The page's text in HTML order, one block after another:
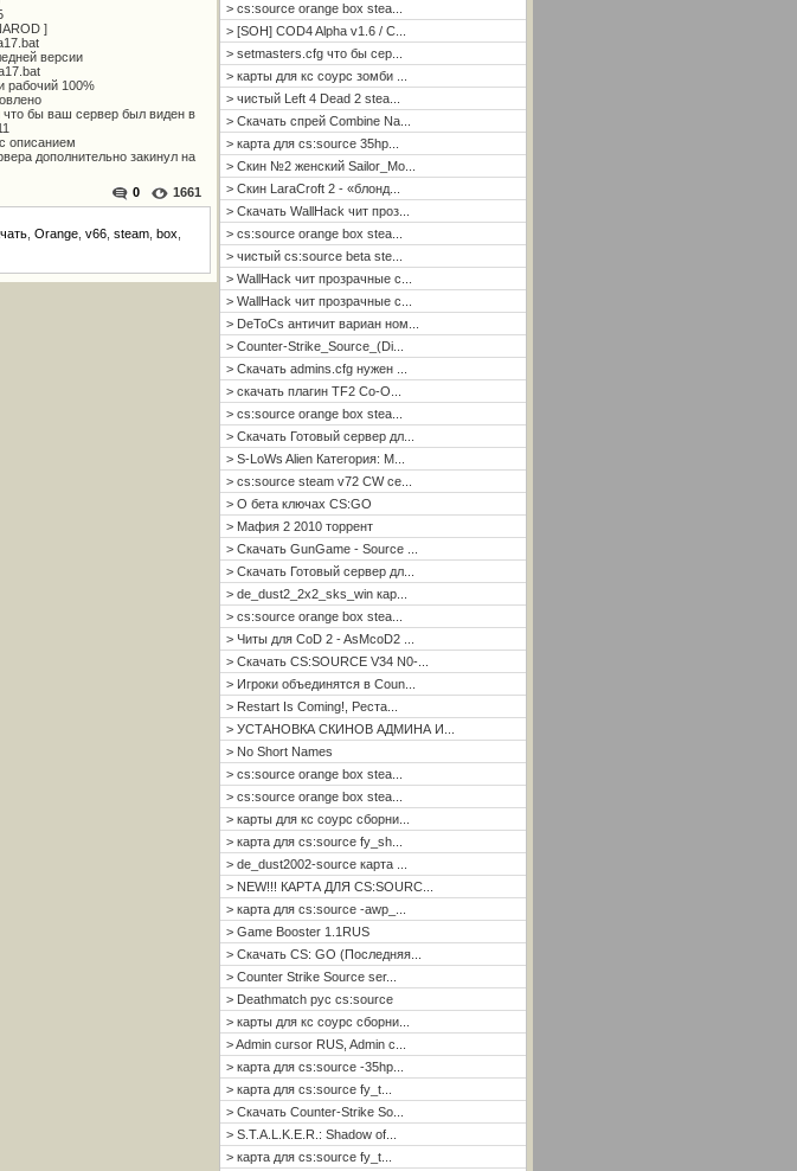
]
версии
рабочий 100%
бы ваш сервер был виден в
описанием
дополнительно закинул на
0
1661
, Orange, v66, steam, box
> cs:source orange box stea...
> [SOH] COD4 Alpha v1.6 / C...
> setmasters.cfg что бы сер...
> карты для кс соурс зомби ...
> чистый Left 4 Dead 2 stea...
> Скачать спрей Combine Na...
> карта для cs:source 35hp...
> Скин №2 женский Sailor_Mo...
> Скин LaraCroft 2 - «блонд...
> Скачать WallHack чит проз...
> cs:source orange box stea...
> чистый cs:source beta ste...
> WallHack чит прозрачные с...
> WallHack чит прозрачные с...
> DeToCs античит вариан ном...
> Counter-Strike_Source_(Di...
> Скачать admins.cfg нужен ...
> скачать плагин TF2 Co-O...
> cs:source orange box stea...
> Скачать Готовый сервер дл...
> S-LoWs Alien Категория: М...
> cs:source steam v72 CW се...
> О бета ключах CS:GO
> Мафия 2 2010 торрент
> Скачать GunGame - Source ...
> Скачать Готовый сервер дл...
> de_dust2_2x2_sks_win кар...
> cs:source orange box stea...
> Читы для CoD 2 - AsMcoD2 ...
> Скачать CS:SOURCE V34 N0-...
> Игроки объединятся в Coun...
> Restart Is Coming!, Реста...
> УСТАНОВКА СКИНОВ АДМИНА И...
> No Short Names
> cs:source orange box stea...
> cs:source orange box stea...
> карты для кс соурс сборни...
> карта для cs:source fy_sh...
> de_dust2002-source карта ...
> NEW!!! КАРТА ДЛЯ CS:SOURC...
> карта для cs:source -awp_...
> Game Booster 1.1RUS
> Скачать CS: GO (Последняя...
> Counter Strike Source ser...
> Deathmatch рус cs:source
> карты для кс соурс сборни...
> Admin cursor RUS, Admin c...
> карта для cs:source -35hp...
> карта для cs:source fy_t...
> Скачать Counter-Strike So...
> S.T.A.L.K.E.R.: Shadow of...
> карта для cs:source fy_t...